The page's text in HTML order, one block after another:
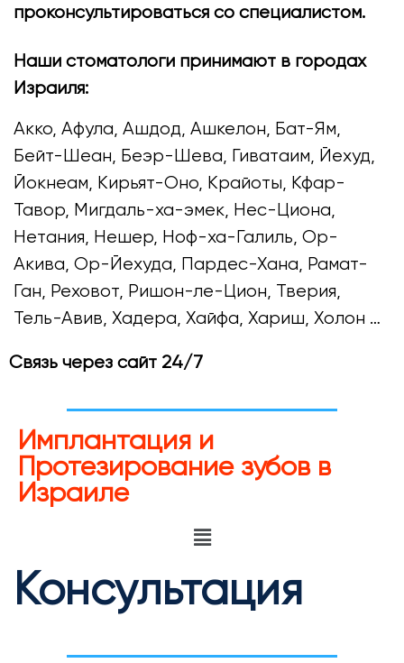
проконсультироваться со специалистом.
Наши стоматологи принимают в городах
Израиля:
Акко, Афула, Ашдод, Ашкелон, Бат-Ям,
Бейт-Шеан, Беэр-Шева, Гиватаим, Йехуд,
Йокнеам, Кирьят-Оно, Крайоты, Кфар-
Тавор, Мигдаль-ха-эмек, Нес-Циона,
Нетания, Нешер, Ноф-ха-Галиль, Ор-
Акива, Ор-Йехуда, Пардес-Хана, Рамат-
Ган, Реховот, Ришон-ле-Цион, Тверия,
Тель-Авив, Хадера, Хайфа, Хариш, Холон …
Связь через сайт 24/7
Имплантация и
Протезирование зубов в
Израиле
Консультация